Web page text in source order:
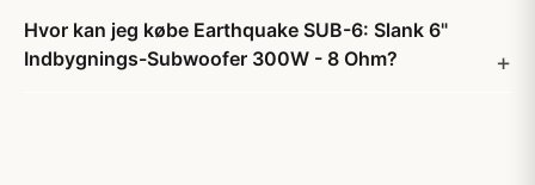
Hvor kan jeg købe Earthquake SUB-6: Slank 6"
Indbygnings-Subwoofer 300W - 8 Ohm?